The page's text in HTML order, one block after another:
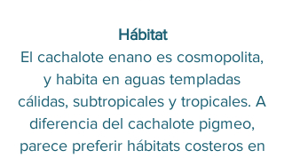
Hábitat
El cachalote enano es cosmopolita,
y habita en aguas templadas
cálidas, subtropicales y tropicales. A
diferencia del cachalote pigmeo,
parece preferir hábitats costeros en